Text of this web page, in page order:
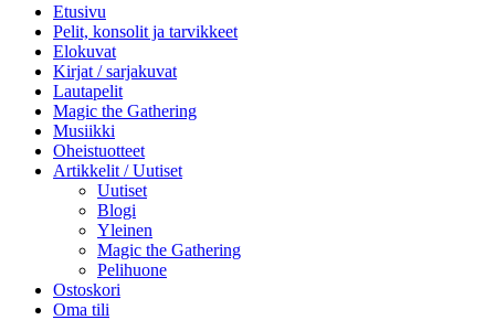
Etusivu
Pelit, konsolit ja tarvikkeet
Elokuvat
Kirjat / sarjakuvat
Lautapelit
Magic the Gathering
Musiikki
Oheistuotteet
Artikkelit / Uutiset
Uutiset
Blogi
Yleinen
Magic the Gathering
Pelihuone
Ostoskori
Oma tili